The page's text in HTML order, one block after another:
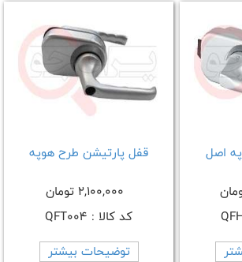
اصل
قفل پارتیشن طرح هوپه
کد کالا : QFT004
توضیحات بیشتر